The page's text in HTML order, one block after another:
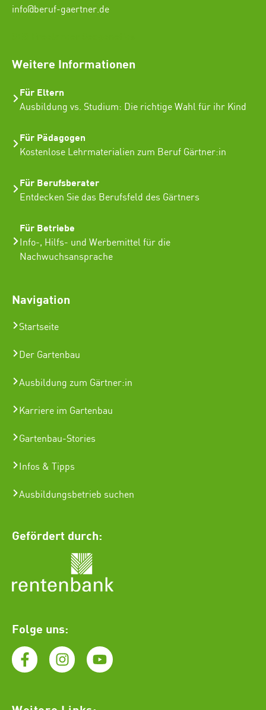
info@beruf-gaertner.de
Weitere Informationen
Für Eltern
Ausbildung vs. Studium: Die richtige Wahl für ihr Kind
Für Pädagogen
Kostenlose Lehrmaterialien zum Beruf Gärtner:in
Für Berufsberater
Entdecken Sie das Berufsfeld des Gärtners
Für Betriebe
Info-, Hilfs- und Werbemittel für die
Nachwuchsansprache
Navigation
Startseite
Der Gartenbau
Ausbildung zum Gärtner:in
Karriere im Gartenbau
Gartenbau-Stories
Infos & Tipps
Ausbildungsbetrieb suchen
Gefördert durch:
Folge uns: